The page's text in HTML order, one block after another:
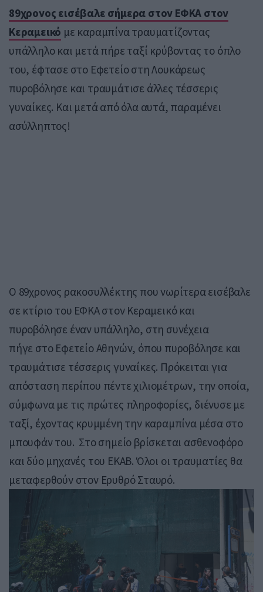
89χρονος εισέβαλε σήμερα στον ΕΦΚΑ στον
Κεραμεικό με καραμπίνα τραυματίζοντας
υπάλληλο και μετά πήρε ταξί κρύβοντας το όπλο
του, έφτασε στο Εφετείο στη Λουκάρεως
πυροβόλησε και τραυμάτισε άλλες τέσσερις
γυναίκες. Και μετά από όλα αυτά, παραμένει
ασύλληπτος!
Ο 89χρονος ρακοσυλλέκτης που νωρίτερα εισέβαλε
σε κτίριο του ΕΦΚΑ στον Κεραμεικό και
πυροβόλησε έναν υπάλληλο, στη συνέχεια
πήγε στο Εφετείο Αθηνών, όπου πυροβόλησε και
τραυμάτισε τέσσερις γυναίκες. Πρόκειται για
απόσταση περίπου πέντε χιλιομέτρων, την οποία,
σύμφωνα με τις πρώτες πληροφορίες, διένυσε με
ταξί, έχοντας κρυμμένη την καραμπίνα μέσα στο
μπουφάν του. Στο σημείο βρίσκεται ασθενοφόρο
και δύο μηχανές του ΕΚΑΒ. Όλοι οι τραυματίες θα
μεταφερθούν στον Ερυθρό Σταυρό.